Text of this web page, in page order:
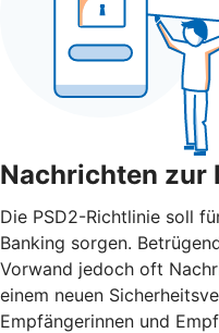
Nachrichten zur
Die PSD2-Richtlinie soll
Banking sorgen.
Vorwand jedoch oft
einem neuen
Empfängerinnen und